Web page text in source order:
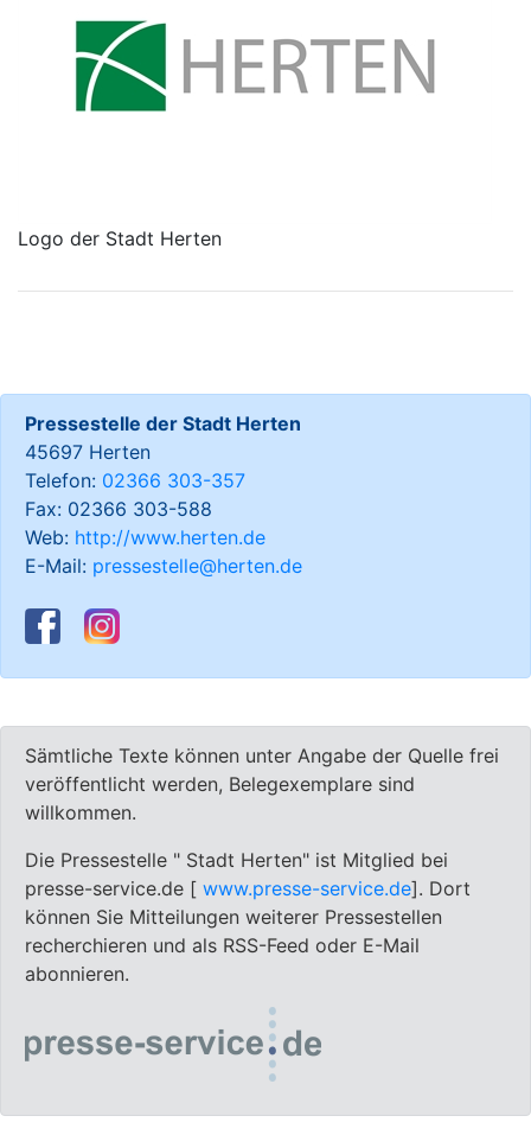
Logo der Stadt Herten
Pressestelle der Stadt Herten
45697 Herten
Telefon: 02366 303-357
Fax: 02366 303-588
Web: http://www.herten.de
E-Mail: pressestelle@herten.de
Sämtliche Texte können unter Angabe der Quelle frei
veröffentlicht werden, Belegexemplare sind
willkommen.
Die Pressestelle " Stadt Herten" ist Mitglied bei
presse-service.de [ www.presse-service.de]. Dort
können Sie Mitteilungen weiterer Pressestellen
recherchieren und als RSS-Feed oder E-Mail
abonnieren.